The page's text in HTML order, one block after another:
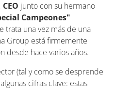
junto con su hermano
Campeones"
trata una vez más de una
Group está firmemente
desde hace varios años.
(tal y como se desprende
cifras clave: estas